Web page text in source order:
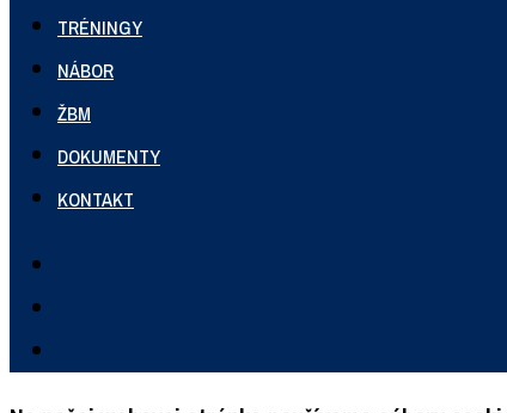
TRÉNINGY
NÁBOR
ŽBM
DOKUMENTY
KONTAKT